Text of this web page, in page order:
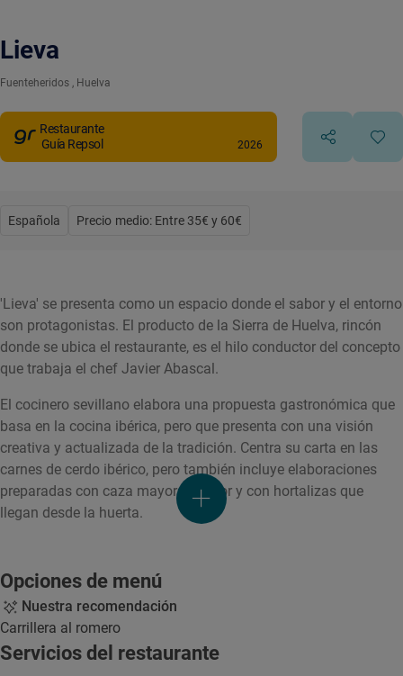
Lieva
Fuenteheridos , Huelva
Restaurante
Guía Repsol
2026
Española Precio medio: Entre 35€ y 60€
'Lieva' se presenta como un espacio donde el sabor y el entorno
son protagonistas. El producto de la Sierra de Huelva, rincón
donde se ubica el restaurante, es el hilo conductor del concepto
que trabaja el chef Javier Abascal.
El cocinero sevillano elabora una propuesta gastronómica que
basa en la cocina ibérica, pero que presenta con una visión
creativa y actualizada de la tradición. Centra su carta en las
carnes de cerdo ibérico, pero también incluye elaboraciones
preparadas con caza mayor y menor y con hortalizas que
llegan desde la huerta.
Opciones de menú
Nuestra recomendación
Carrillera al romero
Servicios del restaurante